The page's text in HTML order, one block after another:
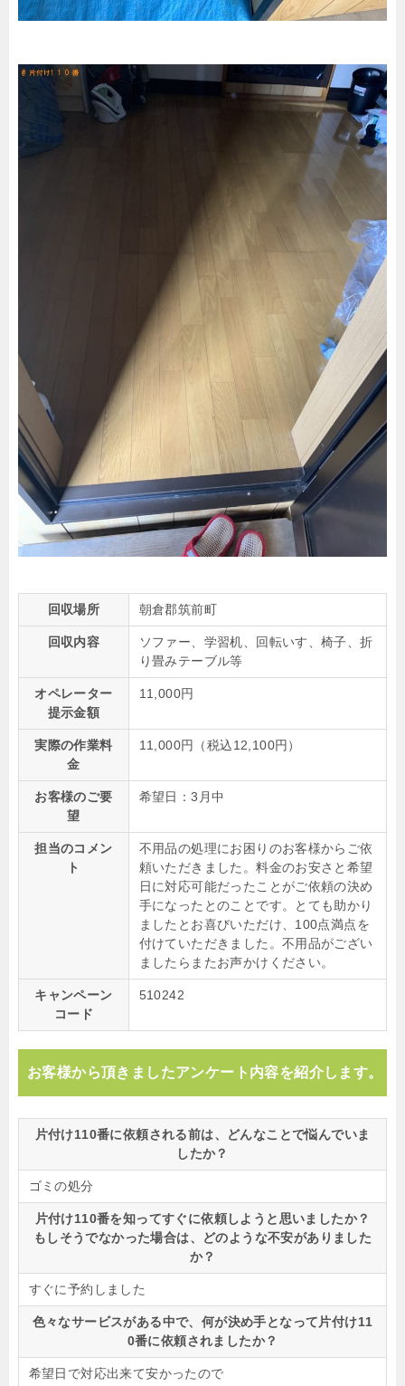
回収場所 朝倉郡筑前町
回収内容
ソファー、学習机、回転いす、椅子、折
り畳みテーブル等
オペレーター
提示金額
11,000円
実際の作業料
金
11,000円（税込12,100円）
お客様のご要
望
希望日：3月中
担当のコメン
ト
不用品の処理にお困りのお客様からご依
頼いただきました。料金のお安さと希望
日に対応可能だったことがご依頼の決め
手になったとのことです。とても助かり
ましたとお喜びいただけ、100点満点を
付けていただきました。不用品がござい
ましたらまたお声かけください。
キャンペーン
コード
510242
お客様から頂きましたアンケート内容を紹介します。
片付け110番に依頼される前は、どんなことで悩んでいま
したか？
ゴミの処分
片付け110番を知ってすぐに依頼しようと思いましたか？
もしそうでなかった場合は、どのような不安がありました
か？
すぐに予約しました
色々なサービスがある中で、何が決め手となって片付け11
0番に依頼されましたか？
希望日で対応出来て安かったので